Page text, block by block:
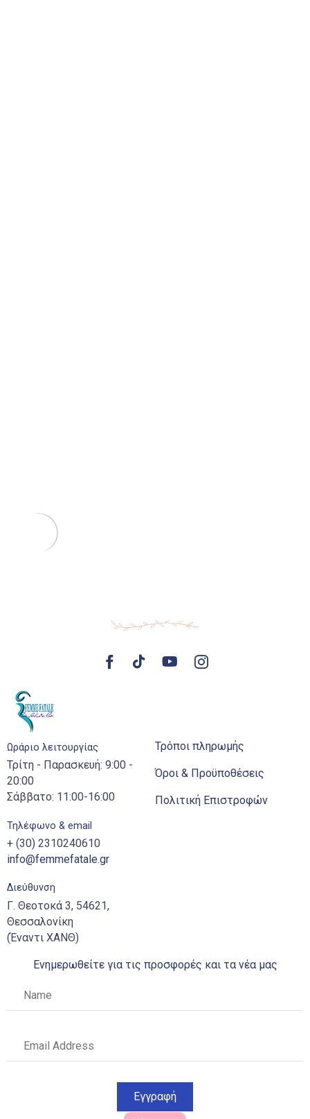
Ωράριο λειτουργίας
Τρίτη - Παρασκευή: 9:00 -
20:00
Σάββατο: 11:00-16:00
Τηλέφωνο & email
+ (30) 2310240610
info@femmefatale.gr
Διεύθυνση
Γ. Θεοτοκά 3, 54621,
Θεσσαλονίκη
(Έναντι ΧΑΝΘ)
Τρόποι πληρωμής
Όροι & Προϋποθέσεις
Πολιτική Επιστροφών
Ενημερωθείτε για τις προσφορές και τα νέα μας
Εγγραφή